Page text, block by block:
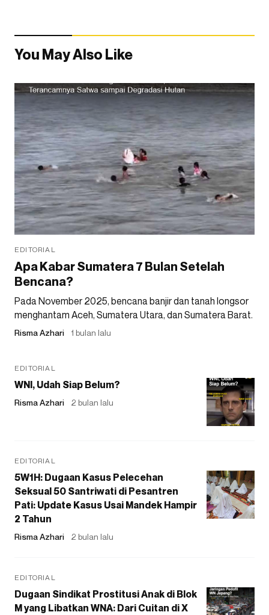
You May Also Like
EDITORIAL
Apa Kabar Sumatera 7 Bulan Setelah
Bencana?
Pada November 2025, bencana banjir dan tanah longsor
menghantam Aceh, Sumatera Utara, dan Sumatera Barat.
Risma Azhari 1 bulan lalu
EDITORIAL
WNI, Udah Siap Belum?
Risma Azhari 2 bulan lalu
EDITORIAL
5W1H: Dugaan Kasus Pelecehan
Seksual 50 Santriwati di Pesantren
Pati: Update Kasus Usai Mandek Hampir
2 Tahun
Risma Azhari 2 bulan lalu
EDITORIAL
Dugaan Sindikat Prostitusi Anak di Blok
M yang Libatkan WNA: Dari Cuitan di X